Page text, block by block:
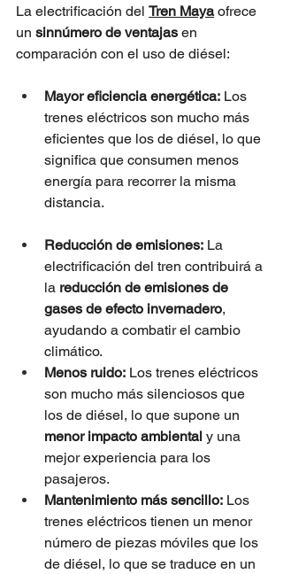
La electrificación del Tren Maya ofrece
un sinnúmero de ventajas en
comparación con el uso de diésel:
Mayor eficiencia energética: Los
trenes eléctricos son mucho más
eficientes que los de diésel, lo que
significa que consumen menos
energía para recorrer la misma
distancia.
Reducción de emisiones: La
electrificación del tren contribuirá a
la reducción de emisiones de
gases de efecto invernadero,
ayudando a combatir el cambio
climático.
Menos ruido: Los trenes eléctricos
son mucho más silenciosos que
los de diésel, lo que supone un
menor impacto ambiental y una
mejor experiencia para los
pasajeros.
Mantenimiento más sencillo: Los
trenes eléctricos tienen un menor
número de piezas móviles que los
de diésel, lo que se traduce en un